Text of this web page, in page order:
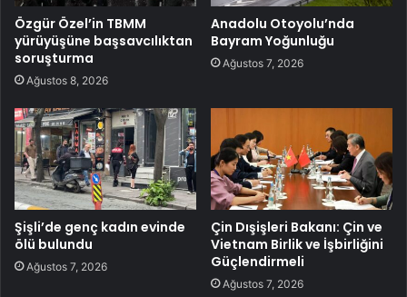
Özgür Özel’in TBMM
yürüyüşüne başsavcılıktan
soruşturma
Ağustos 8, 2026
Anadolu Otoyolu’nda
Bayram Yoğunluğu
Ağustos 7, 2026
Şişli’de genç kadın evinde
ölü bulundu
Ağustos 7, 2026
Çin Dışişleri Bakanı: Çin ve
Vietnam Birlik ve İşbirliğini
Güçlendirmeli
Ağustos 7, 2026